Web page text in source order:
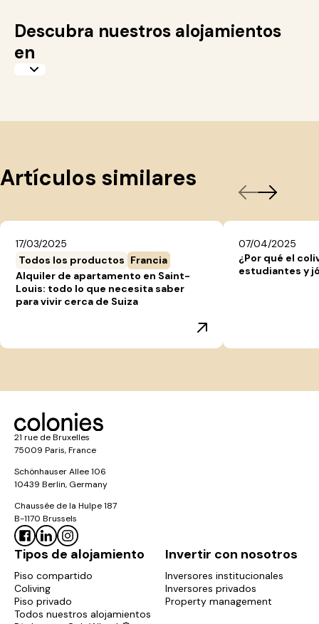
Descubra nuestros alojamientos
en
Artículos similares
17/03/2025
Todos los productos Francia
Alquiler de apartamento en Saint-
Louis: todo lo que necesita saber
para vivir cerca de Suiza
07/04/2025
¿Por qué el
estudiantes y
21 rue de Bruxelles
75009 Paris, France
Schönhauser Allee 106
10439 Berlin, Germany
Chaussée de la Hulpe 187
B-1170 Brussels
Tipos de alojamiento
Piso compartido
Coliving
Piso privado
Todos nuestros alojamientos
Invertir con nosotros
Inversores institucionales
Inversores privados
Property management